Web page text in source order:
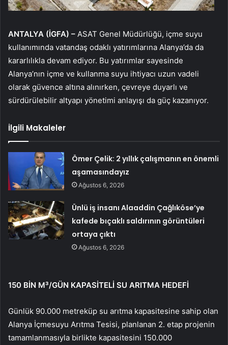
ANTALYA (İGFA) – ASAT Genel Müdürlüğü, içme suyu
kullanımında vatandaş odaklı yatırımlarına Alanya’da da
kararlılıkla devam ediyor. Bu yatırımlar sayesinde
Alanya’nın içme ve kullanma suyu ihtiyacı uzun vadeli
olarak güvence altına alınırken, çevreye duyarlı ve
sürdürülebilir altyapı yönetimi anlayışı da güç kazanıyor.
İlgili Makaleler
Ömer Çelik: 2 yıllık çalışmanın en önemli
aşamasındayız
Ağustos 6, 2026
Ünlü iş insanı Alaaddin Çağlıköse’ye
kafede bıçaklı saldırının görüntüleri
ortaya çıktı
Ağustos 6, 2026
150 BİN M³/GÜN KAPASİTELİ SU ARITMA HEDEFİ
Günlük 90.000 metreküp su arıtma kapasitesine sahip olan
Alanya İçmesuyu Arıtma Tesisi, planlanan 2. etap projenin
tamamlanmasıyla birlikte kapasitesini 150.000